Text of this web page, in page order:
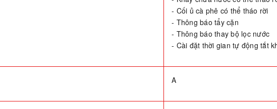
- Cối ủ cà phê có thể tháo rời
- Thông báo tẩy cặn
- Thông báo thay bộ lọc nước
- Cài đặt thời gian tự động tắt
A